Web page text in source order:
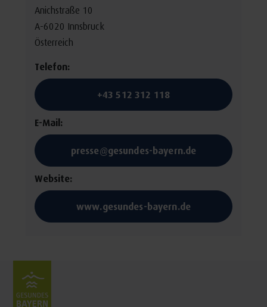
Anichstraße 10
A-6020 Innsbruck
Österreich
Telefon:
+43 512 312 118
E-Mail:
presse@gesundes-bayern.de
Website:
www.gesundes-bayern.de